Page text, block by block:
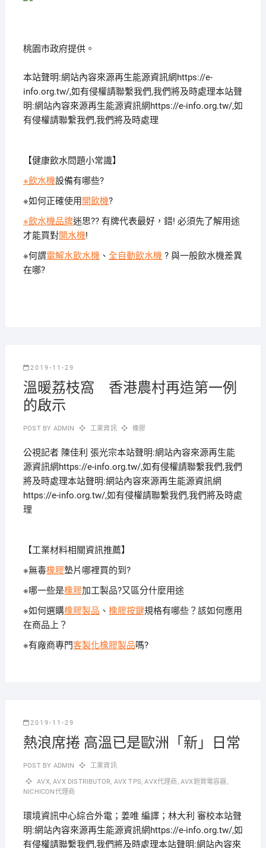
桃園市政府提供。
本站聲明:網站內容來源再生能源資訊網https://e-
info.org.tw/,如有侵權請聯繫我們,我們將及時處理本站聲
明:網站內容來源再生能源資訊網https://e-info.org.tw/,如
有侵權請聯繫我們,我們將及時處理
【健康飲水問題小常識】
※飲水機設備有哪些?
※如何正確使用 開飲機?
※飲水機品牌迷思?? 有牌代表最好，錯! 必須先了解用途
才能買對開水機!
※何謂電解水飲水機、 全自動飲水機? 與一般飲水機差異
在哪?
2019-11-29
溫暖荔枝窩 香港農村再造第一例
的啟示
POST BY ADMIN 工業資訊 橡膠
公視記者 陳佳利 張光宗本站聲明:網站內容來源再生能
源資訊網https://e-info.org.tw/,如有侵權請聯繫我們,我們
將及時處理本站聲明:網站內容來源再生能源資訊網
https://e-info.org.tw/,如有侵權請聯繫我們,我們將及時處
理
【工業材料相關資訊推薦】
※無毒橡膠墊片哪裡買的到?
※哪一些是橡膠加工製品?又區分什麼用途
※如何選購橡膠製品 、 橡膠按鍵規格有哪些？該如何應用
在商品上？
※有廠商專門客製化橡膠製品嗎?
2019-11-29
熱浪席捲 高溫已是歐洲「新」日常
POST BY ADMIN 工業資訊
AVX,AVX DISTRIBUTOR, AVX TPS,AVX代理商, AVX鉭質電容器,
NICHICON代理商
環境資訊中心綜合外電；姜唯 編譯；林大利 審校本站聲
明:網站內容來源再生能源資訊網https://e-info.org.tw/,如
有侵權請聯繫我們,我們將及時處理本站聲明:網站內容來